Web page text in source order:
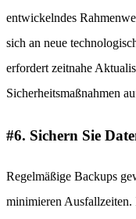
entwickelndes
sich an neue
erfordert zeitnahe
Sicherheitsmaßnahmen
#6. Sichern Sie
Regelmäßige Backups
minimieren Ausfallzeiten.